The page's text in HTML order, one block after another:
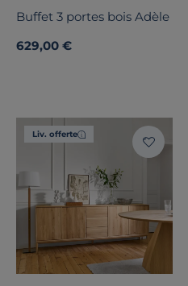
Buffet 3 portes bois Adèle
629,00 €
Liv. offerte